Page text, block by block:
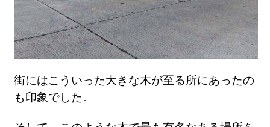
街にはこういった大きな木が至る所にあったの
も印象でした。